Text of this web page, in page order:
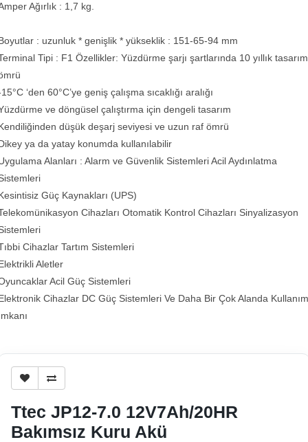
Ağırlık : 1,7 kg.
: uzunluk * genişlik * yükseklik : 151-65-94 mm
Tipi : F1 Özellikler: Yüzdürme şarjı şartlarında 10 yıllık tasarım
‘den 60°C’ye geniş çalışma sıcaklığı aralığı
ve döngüsel çalıştırma için dengeli tasarım
düşük deşarj seviyesi ve uzun raf ömrü
ya da yatay konumda kullanılabilir
Alanları : Alarm ve Güvenlik Sistemleri Acil Aydınlatma
Güç Kaynakları (UPS)
Cihazları Otomatik Kontrol Cihazları Sinyalizasyon
Cihazlar Tartım Sistemleri
Aletler
Acil Güç Sistemleri
Cihazlar DC Güç Sistemleri Ve Daha Bir Çok Alanda Kullanım
Ttec JP12-7.0 12V7Ah/20HR
Bakımsız Kuru Akü